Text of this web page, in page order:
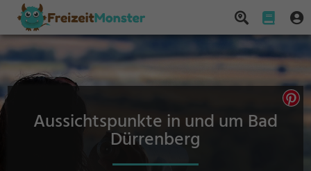
Aussichtspunkte in und um Bad
Dürrenberg